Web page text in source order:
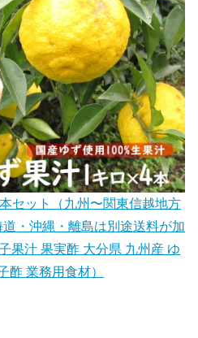
セット（九州〜関東信越地方
・沖縄・離島は別途送料が加
果汁 果実酢 大分県 九州産 ゆ
酢 業務用食材）